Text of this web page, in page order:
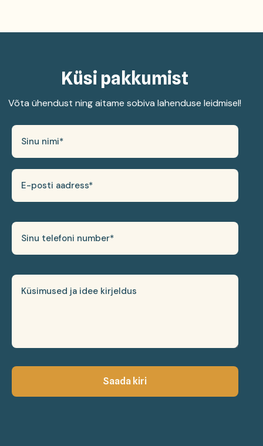
Küsi pakkumist
Võta ühendust ning aitame sobiva lahenduse leidmisel!
Saada kiri